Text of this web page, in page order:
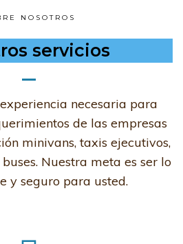
NOSOTROS
servicios
necesaria para
de las empresas
minivans, taxis ejecutivos,
Nuestra meta es ser lo
y seguro para usted.